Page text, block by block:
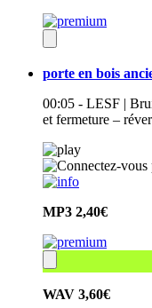
porte en bois
00:05 - LESF |
et fermeture –
MP3 2,40€
WAV 3,60€